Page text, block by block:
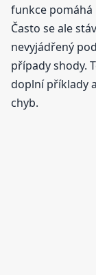
funkce
Často se ale
nevyjádřený
případy shody.
doplní příklady
chyb.